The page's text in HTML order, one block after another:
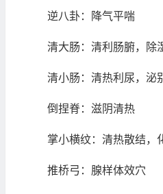
逆八卦：降气平喘
清大肠：清利肠腑，除
清小肠：清热利尿，泌
倒捏脊：滋阴清热
掌小横纹：清热散结，
推桥弓：腺样体效穴